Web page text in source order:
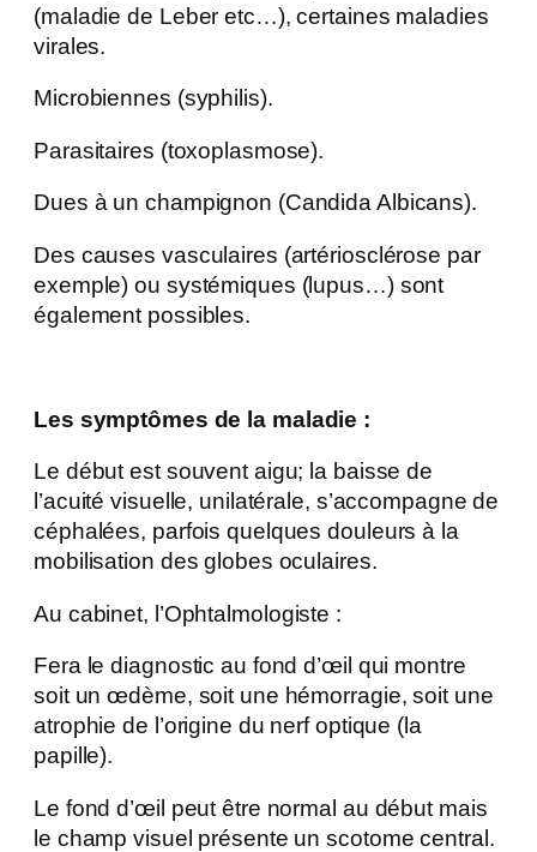
(maladie de Leber etc…), certaines maladies
virales.
Microbiennes (syphilis).
Parasitaires (toxoplasmose).
Dues à un champignon (Candida Albicans).
Des causes vasculaires (artériosclérose par
exemple) ou systémiques (lupus…) sont
également possibles.
Les symptômes de la maladie :
Le début est souvent aigu; la baisse de
l’acuité visuelle, unilatérale, s’accompagne de
céphalées, parfois quelques douleurs à la
mobilisation des globes oculaires.
Au cabinet, l’Ophtalmologiste :
Fera le diagnostic au fond d’œil qui montre
soit un œdème, soit une hémorragie, soit une
atrophie de l’origine du nerf optique (la
papille).
Le fond d’œil peut être normal au début mais
le champ visuel présente un scotome central.